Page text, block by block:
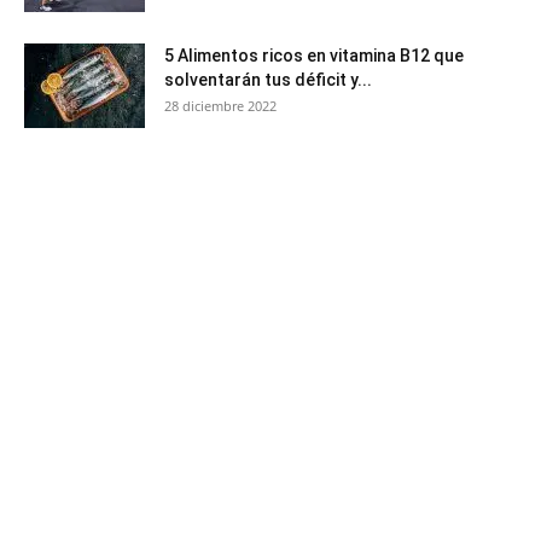
5 Alimentos ricos en vitamina B12 que
solventarán tus déficit y...
28 diciembre 2022